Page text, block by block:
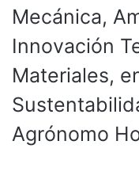
Mecánica,
Innovación
Materiales,
Agrónomo